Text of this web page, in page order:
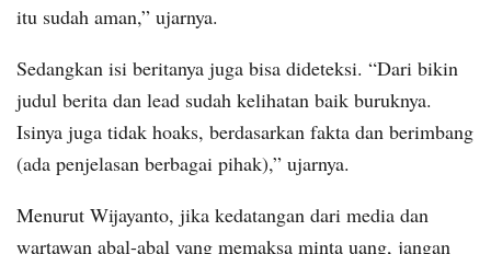
itu sudah aman,” ujarnya.
Sedangkan isi beritanya juga bisa dideteksi. “Dari bikin
judul berita dan lead sudah kelihatan baik buruknya.
Isinya juga tidak hoaks, berdasarkan fakta dan berimbang
(ada penjelasan berbagai pihak),” ujarnya.
Menurut Wijayanto, jika kedatangan dari media dan
wartawan abal-abal yang memaksa minta uang, jangan